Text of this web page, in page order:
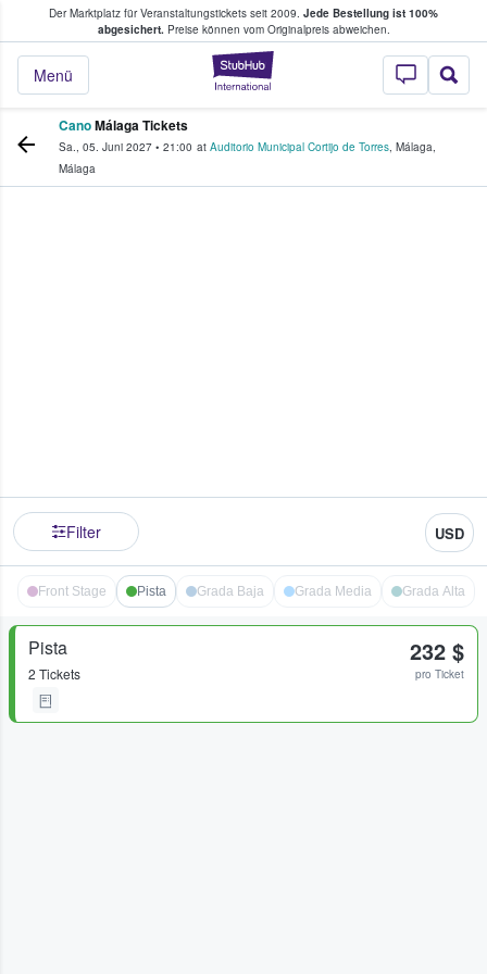
Der Marktplatz für Veranstaltungstickets seit 2009. Jede Bestellung ist 100%
abgesichert.Preise können vom Originalpreis abweichen.
StubHub - Wo
Menü
Tickets kaufen & verkaufen
CanoMálaga Tickets
Sa., 05. Juni 2027 • 21:00 at Auditorio Municipal Cortijo de Torres, Málaga,
Málaga
Filter USD
Front Stage Pista Grada Baja Grada Media Grada Alta
Pista
2 Tickets
232 $
pro Ticket